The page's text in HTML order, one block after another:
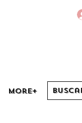
More+